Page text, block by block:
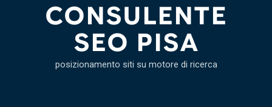
CONSULENTE
SEO PISA
posizionamento siti su motore di ricerca